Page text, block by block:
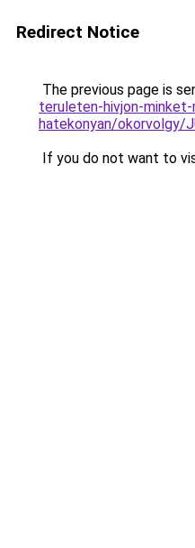
Redirect Notice
The previous page is
teruleten-hivjon-
hatekonyan/okorvolgy/
If you do not want to